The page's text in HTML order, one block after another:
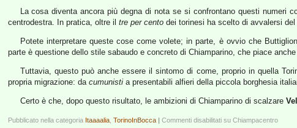
La cosa diventa ancora più degna di nota se si confrontano questi numeri
centrodestra. In pratica, oltre il tre per cento dei torinesi ha scelto di avvalersi
Potete interpretare queste cose come volete; in parte, è ovvio che
parte è questione dello stile sabaudo e concreto di Chiamparino, che piace
Tuttavia, questo può anche essere il sintomo di come, proprio in quella
propria migrazione: da cumunisti a presentabili alfieri della piccola borghesia
Certo è che, dopo questo risultato, le ambizioni di Chiamparino di scalzare
Pubblicato nella categoria Itaaaalia TorinoInBocca | Commenti disabilitati su Chiampacentro